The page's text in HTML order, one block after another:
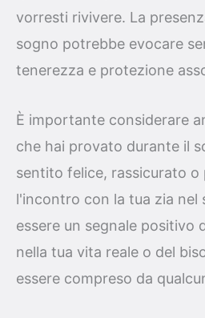
vorresti rivivere. La
sogno potrebbe evocare
tenerezza e protezione
È importante considerare
che hai provato durante il
sentito felice, rassicurato
l'incontro con la tua zia nel
essere un segnale positivo
nella tua vita reale o del
essere compreso da